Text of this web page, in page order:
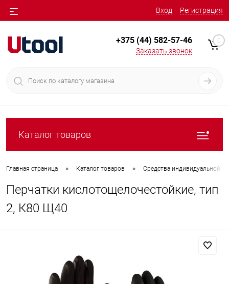
Вход Регистрация
+375 (44) 582-57-46
Заказать звонок
0
Каталог товаров
Главная страница • Каталог товаров • Средства индивидуальной
Перчатки кислотощелочестойкие, тип
2, К80 Щ40